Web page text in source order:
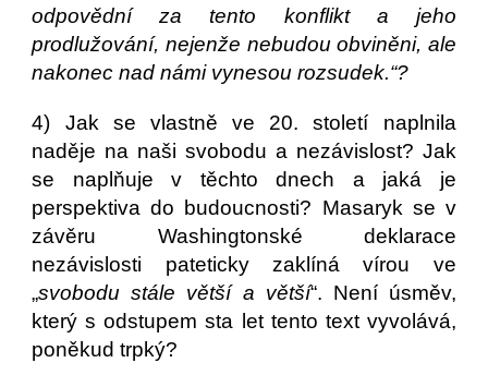
odpovědní za tento konflikt a jeho
prodlužování, nejenže nebudou obviněni, ale
nakonec nad námi vynesou rozsudek.“?
4) Jak se vlastně ve 20. století naplnila
naděje na naši svobodu a nezávislost? Jak
se naplňuje v těchto dnech a jaká je
perspektiva do budoucnosti? Masaryk se v
závěru Washingtonské deklarace
nezávislosti pateticky zaklíná vírou ve
„svobodu stále větší a větší“. Není úsměv,
který s odstupem sta let tento text vyvolává,
poněkud trpký?